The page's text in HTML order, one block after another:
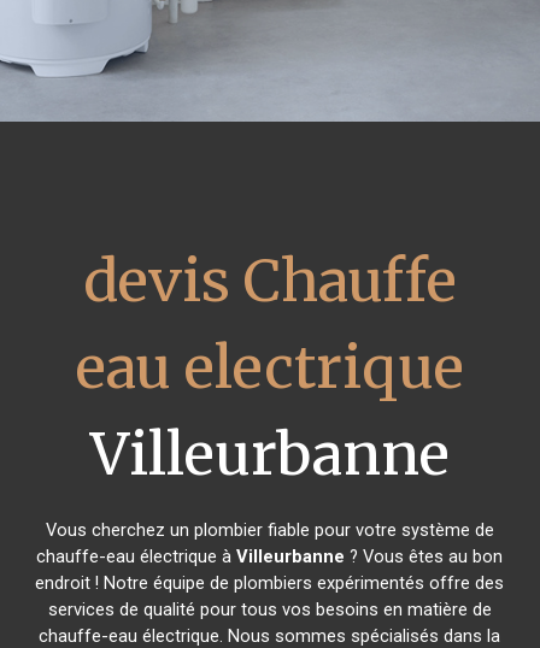
devis Chauffe
eau electrique
Villeurbanne
Vous cherchez un plombier fiable pour votre système de
chauffe-eau électrique àVilleurbanne ? Vous êtes au bon
endroit ! Notre équipe de plombiers expérimentés offre des
services de qualité pour tous vos besoins en matière de
chauffe-eau électrique. Nous sommes spécialisés dans la